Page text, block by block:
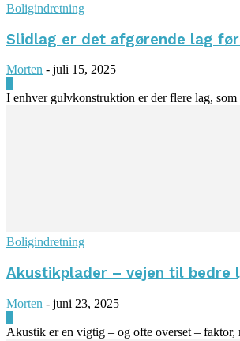
Boligindretning
Slidlag er det afgørende lag
Morten - juli 15, 2025
I enhver gulvkonstruktion er der flere lag,
Boligindretning
Akustikplader – vejen til bedre
Morten - juni 23, 2025
Akustik er en vigtig – og ofte overset – faktor,